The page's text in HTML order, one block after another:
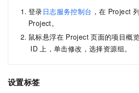
登录日志服务控制台 ，在 Project
Project。
鼠标悬浮在 Project 页面的项目概
ID 上，单击修改，选择资源组。
设置标签